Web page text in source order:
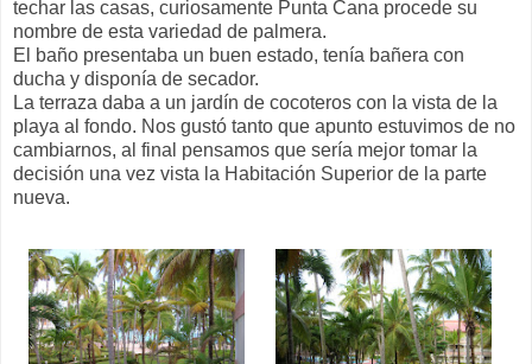
techar las casas, curiosamente Punta Cana procede su
nombre de esta variedad de palmera.
El baño presentaba un buen estado, tenía bañera con
ducha y disponía de secador.
La terraza daba a un jardín de cocoteros con la vista de la
playa al fondo. Nos gustó tanto que apunto estuvimos de no
cambiarnos, al final pensamos que sería mejor tomar la
decisión una vez vista la Habitación Superior de la parte
nueva.